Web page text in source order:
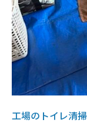
工場のトイレ清